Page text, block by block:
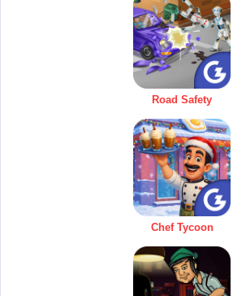
Road Safety
Chef Tycoon